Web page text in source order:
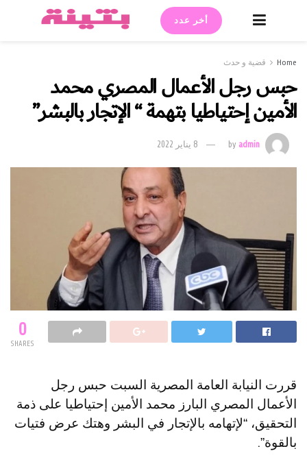
أخر عدد
Home قضية و حدث
حبس رجل الأعمال المصري محمد
الأمين إحتياطيا بتهمة “ الإتجار بالبشر”
byadmin 8 يناير 2022
0
SHARES
قررت النيابة العامة المصرية السبت حبس رجل
الأعمال المصري البارز محمد الأمين إحتياطيا على ذمة
التحقيق، “لإتهامه بالإتجار في البشر وهتك عرض فتيات
بالقوة”.